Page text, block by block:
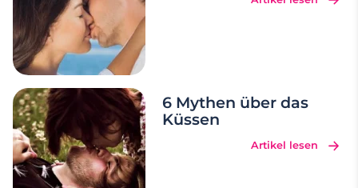
6 Mythen über das
Küssen
Artikel lesen